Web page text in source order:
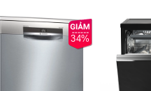
34%